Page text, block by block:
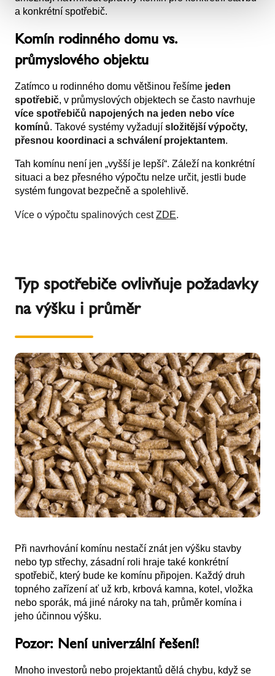
a konkrétní spotřebič.
Komín rodinného domu vs.
průmyslového objektu
Zatímco u rodinného domu většinou řešíme jeden
spotřebič, v průmyslových objektech se často navrhuje
více spotřebičů napojených na jeden nebo více
komínů. Takové systémy vyžadují složitější výpočty,
přesnou koordinaci a schválení projektantem.
Tah komínu není jen „vyšší je lepší“. Záleží na konkrétní
situaci a bez přesného výpočtu nelze určit, jestli bude
systém fungovat bezpečně a spolehlivě.
Více o výpočtu spalinových cestZDE.
Typ spotřebiče ovlivňuje požadavky
na výšku i průměr
Při navrhování komínu nestačí znát jen výšku stavby
nebo typ střechy, zásadní roli hraje také konkrétní
spotřebič, který bude ke komínu připojen. Každý druh
topného zařízení ať už krb, krbová kamna, kotel, vložka
nebo sporák, má jiné nároky na tah, průměr komína i
jeho účinnou výšku.
Pozor: Není univerzální řešení!
Mnoho investorů nebo projektantů dělá chybu, když se